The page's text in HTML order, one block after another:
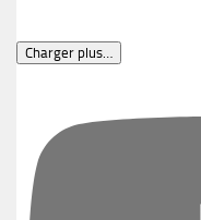
Charger plus…